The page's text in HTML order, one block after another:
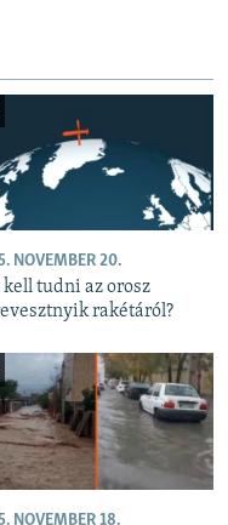
NOVEMBER 20.
tudni az orosz
rakétáról?
NOVEMBER 18.